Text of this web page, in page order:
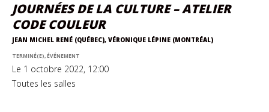
JOURNÉES DE LA CULTURE – ATELIER
CODE COULEUR
JEAN MICHEL RENÉ (QUÉBEC), VÉRONIQUE LÉPINE (MONTRÉAL)
TERMINÉ(E), ÉVÉNEMENT
Le 1 octobre 2022, 12:00
Toutes les salles